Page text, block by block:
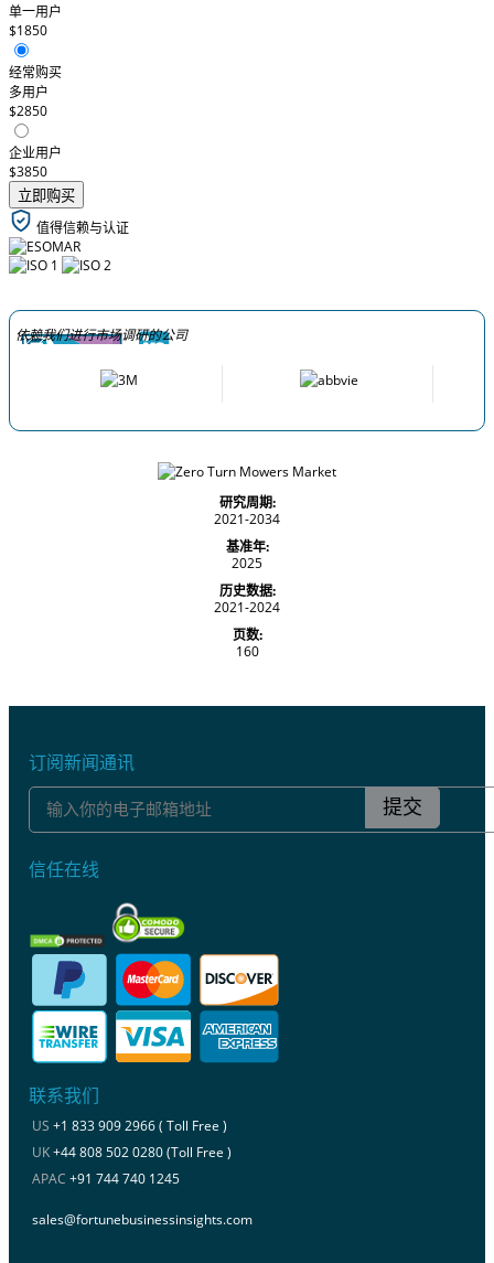
单一用户
$1850
经常购买
多用户
$2850
企业用户
$3850
立即购买
值得信赖与认证
依赖我们进行市场调研的公司
研究周期:
2021-2034
基准年:
2025
历史数据:
2021-2024
页数:
160
订阅新闻通讯
提交
信任在线
联系我们
US +1 833 909 2966 ( Toll Free )
UK+44 808 502 0280 (Toll Free )
APAC +91 744 740 1245
sales@fortunebusinessinsights.com